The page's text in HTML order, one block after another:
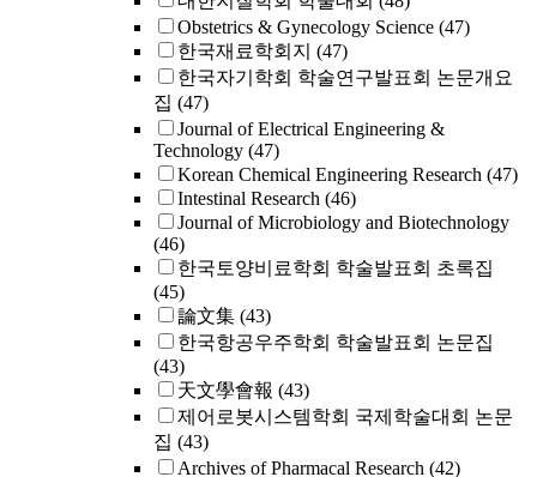
Obstetrics & Gynecology Science (47)
한국재료학회지 (47)
한국자기학회 학술연구발표회 논문개요
집 (47)
Journal of Electrical Engineering &
Technology (47)
Korean Chemical Engineering Research (47)
Intestinal Research (46)
Journal of Microbiology and Biotechnology
(46)
한국토양비료학회 학술발표회 초록집
(45)
論文集 (43)
한국항공우주학회 학술발표회 논문집
(43)
天文學會報 (43)
제어로봇시스템학회 국제학술대회 논문
집 (43)
Archives of Pharmacal Research (42)